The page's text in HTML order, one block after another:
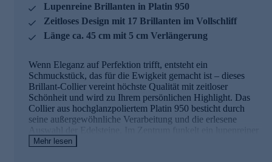
Lupenreine Brillanten in Platin 950
Zeitloses Design mit 17 Brillanten im Vollschliff
Länge ca. 45 cm mit 5 cm Verlängerung
Wenn Eleganz auf Perfektion trifft, entsteht ein
Schmuckstück, das für die Ewigkeit gemacht ist – dieses
Brillant-Collier vereint höchste Qualität mit zeitloser
Schönheit und wird zu Ihrem persönlichen Highlight. Das
Collier aus hochglanzpoliertem Platin 950 besticht durch
seine außergewöhnliche Verarbeitung und die erlesene
Auswahl der Edelsteine. Im Zentrum funkelt ein lupenreiner
Brillant mit einem Durchmesser von ca. 2,65 mm und einem
Mehr lesen